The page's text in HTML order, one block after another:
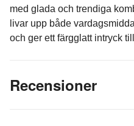
med glada och trendiga
livar upp både
och ger ett färgglatt intryck
Recensioner